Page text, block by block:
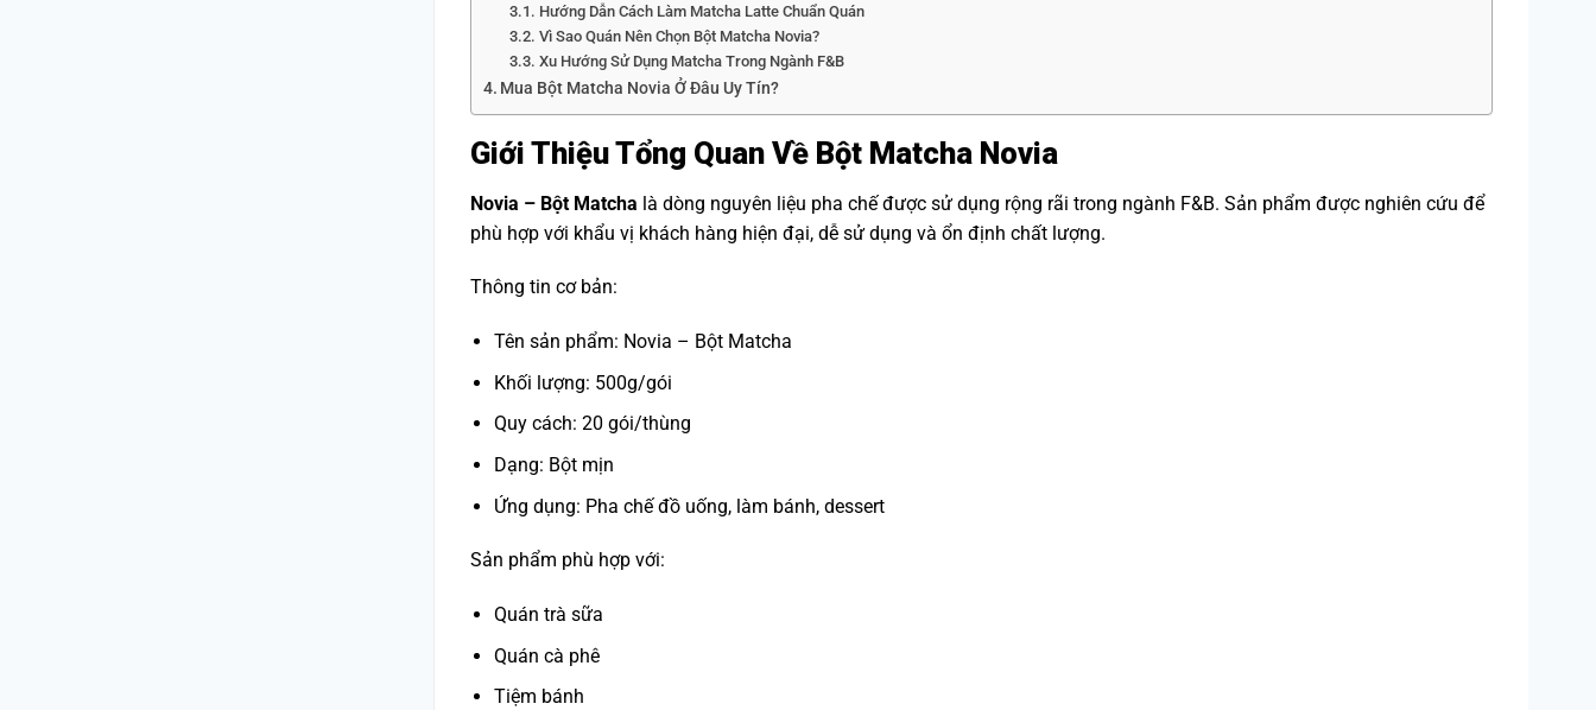
Hướng Dẫn Cách Làm Matcha Latte Chuẩn Quán
Vì Sao Quán Nên Chọn Bột Matcha Novia?
Xu Hướng Sử Dụng Matcha Trong Ngành F&B
Mua Bột Matcha Novia Ở Đâu Uy Tín?
Giới Thiệu Tổng Quan Về Bột Matcha Novia
Novia – Bột Matcha là dòng nguyên liệu pha chế được sử dụng rộng rãi trong ngành F&B. Sản phẩm được nghiên cứu để
phù hợp với khẩu vị khách hàng hiện đại, dễ sử dụng và ổn định chất lượng.
Thông tin cơ bản:
Tên sản phẩm: Novia – Bột Matcha
Khối lượng: 500g/gói
Quy cách: 20 gói/thùng
Dạng: Bột mịn
Ứng dụng: Pha chế đồ uống, làm bánh, dessert
Sản phẩm phù hợp với:
Quán trà sữa
Quán cà phê
Tiệm bánh